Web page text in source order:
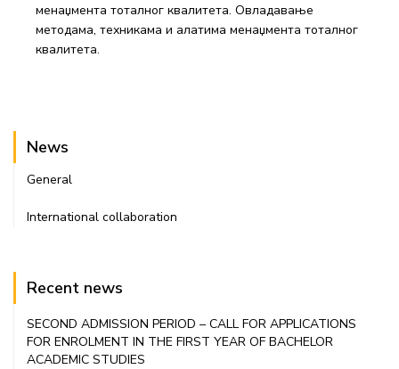
менаџмента тоталног квалитета. Овладавање
методама, техникама и алатима менаџмента тоталног
квалитета.
News
General
International collaboration
Recent news
SECOND ADMISSION PERIOD – CALL FOR APPLICATIONS
FOR ENROLMENT IN THE FIRST YEAR OF BACHELOR
ACADEMIC STUDIES